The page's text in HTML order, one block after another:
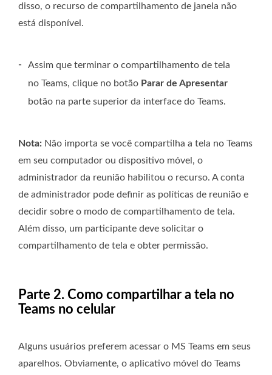
disso, o recurso de compartilhamento de janela não
está disponível.
-
Assim que terminar o compartilhamento de tela
no Teams, clique no botão Parar de Apresentar
botão na parte superior da interface do Teams.
Nota: Não importa se você compartilha a tela no Teams
em seu computador ou dispositivo móvel, o
administrador da reunião habilitou o recurso. A conta
de administrador pode definir as políticas de reunião e
decidir sobre o modo de compartilhamento de tela.
Além disso, um participante deve solicitar o
compartilhamento de tela e obter permissão.
Parte 2. Como compartilhar a tela no
Teams no celular
Alguns usuários preferem acessar o MS Teams em seus
aparelhos. Obviamente, o aplicativo móvel do Teams